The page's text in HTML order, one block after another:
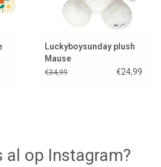
Luckyboysunday plush
Mause
€34,99 €24,99
al op Instagram?